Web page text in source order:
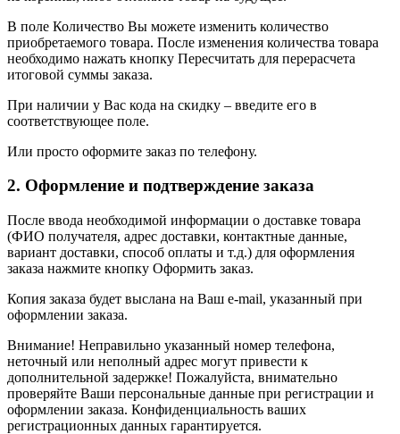
В поле Количество Вы можете изменить количество
приобретаемого товара. После изменения количества товара
необходимо нажать кнопку Пересчитать для перерасчета
итоговой суммы заказа.
При наличии у Вас кода на скидку – введите его в
соответствующее поле.
Или просто оформите заказ по телефону.
2. Оформление и подтверждение заказа
После ввода необходимой информации о доставке товара
(ФИО получателя, адрес доставки, контактные данные,
вариант доставки, способ оплаты и т.д.) для оформления
заказа нажмите кнопку Оформить заказ.
Копия заказа будет выслана на Ваш e-mail, указанный при
оформлении заказа.
Внимание! Неправильно указанный номер телефона,
неточный или неполный адрес могут привести к
дополнительной задержке! Пожалуйста, внимательно
проверяйте Ваши персональные данные при регистрации и
оформлении заказа. Конфиденциальность ваших
регистрационных данных гарантируется.